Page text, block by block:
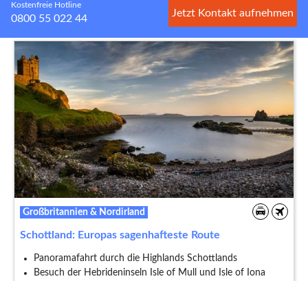
Kostenfreie Hotline
0800 55 022 44
Jetzt Kontakt aufnehmen
Großbritannien & Nordirland
Schottland: Europas sagenhafteste Route
Panoramafahrt durch die Highlands Schottlands
Besuch der Hebrideninseln Isle of Mull und Isle of Iona